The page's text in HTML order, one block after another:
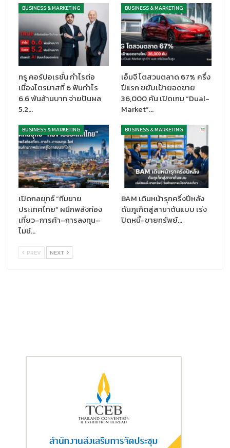
จัดประชุมและนิทรรศการ (องค์การมหาชน) กล่าวว่า“การจัดงาน Mini
EEC Fair 2024 ไม่เพียงแต่แสดงศักยภาพของประเทศไทยในฐานะ
ศูนย์กลางอุตสาหกรรม S-CURVE แต่ยังเป็นเวทีสำคัญที่ใช้กลไกไมซ์
ในการเชื่อมโยงนักลงทุนและผู้ประกอบการ โดยเฉพาะใน 5 กลุ่ม
อุตสาหกรรมเป้าหมายที่ใช้เทคโนโลยีขั้นสูง เชื่อมั่นว่าการเจรจาและ
การสร้างพันธมิตรเชิงธุรกิจในงานนี้จะเปิดโอกาสใหม่ ๆ ในการลงทุนใน
พื้นที่ EEC ซึ่งจะเสริมสร้างความแข็งแกร่งให้กับเศรษฐกิจของ
ประเทศไทย และต่อยอดการเติบโตของอุตสาหกรรมที่มีศักยภาพทั้ง
ในระดับภูมิภาคและระดับโลก ซึ่งจะช่วยยกระดับขีดความสามารถใน
จัดงาน EEC Cluster Fair 2023 ซึ่งเป็นการจัดนิทรรศการแสดง
ศักยภาพและงานแสดงสินค้าอุตสาหกรรม S-Curve ในพื้นที่ EEC
แสดงให้เห็นถึงความสามารถในการดึงดูดการลงทุนจากบริษัทชั้นนำ
ระดับโลก และก่อให้เกิดการเจรจาซื้อขายทางธุรกิจ มูลค่าสูงมากถึง
7,360 ล้านบาท เสริมสร้างการเติบโตทางเศรษฐกิจ สร้างงาน สร้าง
รายได้ให้กับประเทศ”
ดร.จุฬา สุขมานพ เลขาธิการคณะกรรมการนโยบายเขตพัฒนาพิเศษ
“อีอีซี เป็นพื้นที่ยุทธศาสตร์สำคัญ
สำหรับการพัฒนาอุตสาหกรรมเทคโนโลยีขั้นสูงและอุตสาหกรรมแห่ง
BUSINESS & MARKETING
ทรู คอร์ปอเรชั่น กำไรต่อ
เนื่องไตรมาสที่ 6 ฟันกำไร
6.6 พันล้านบาท จ่ายปันผล
5.2…
BUSINESS & MARKETING
เอ็มจี โตสวนตลาด 67% ครึ่ง
ปีแรก ขยับเป้ายอดขาย
36,000 คัน เปิดเกม “Dual-
Market”…
BUSINESS & MARKETING
เปิดกลยุทธ์ “ทีมขาย
ประเทศไทย” ผนึกพลังท่อง
เที่ยว–การค้า–การลงทุน–
ไมซ์…
BUSINESS & MARKETING
BAM เดินหน้ารุกครึ่งปีหลัง
ดันภูเก็ตสู่สาขาต้นแบบ เร่ง
ปิดหนี้-ขายทรัพย์…
PREV NEXT